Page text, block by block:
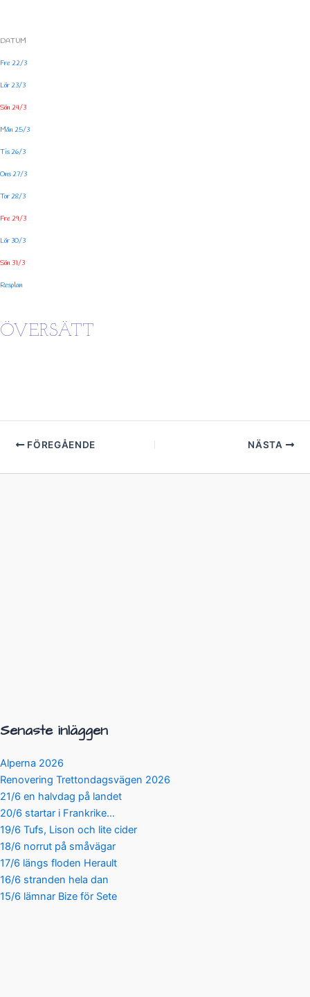
DATUM
Fre 22/3
Lör 23/3
Sön 24/3
Mån 25/3
Tis 26/3
Ons 27/3
Tor 28/3
Fre 29/3
Lör 30/3
Sön 31/3
Resplan
ÖVERSÄTT
FÖREGÅENDE NÄSTA
Senaste inläggen
Alperna 2026
Renovering Trettondagsvägen 2026
21/6 en halvdag på landet
20/6 startar i Frankrike…
19/6 Tufs, Lison och lite cider
18/6 norrut på småvägar
17/6 längs floden Herault
16/6 stranden hela dan
15/6 lämnar Bize för Sete